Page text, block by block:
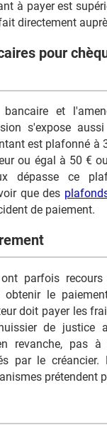
à payer est
directement
pour
bancaire et
s'expose
est plafonné à
ou égal à 50 €
dépasse ce
que des
de paiement.
parfois
obtenir le
doit payer les
de justice
revanche, pas
par le
prétendent